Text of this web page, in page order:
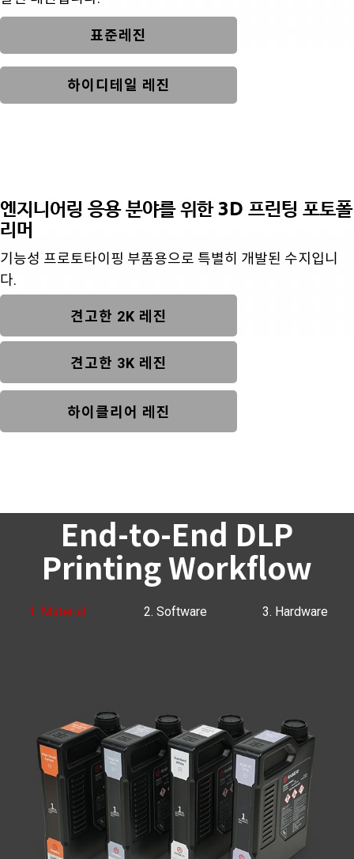
표준레진
하이디테일 레진
엔지니어링 응용 분야를 위한 3D 프린팅 포토폴
리머
기능성 프로토타이핑 부품용으로 특별히 개발된 수지입니
다.
견고한 2K 레진
견고한 3K 레진
하이클리어 레진
End-to-End DLP
Printing Workflow
1. Material 2. Software 3. Hardware